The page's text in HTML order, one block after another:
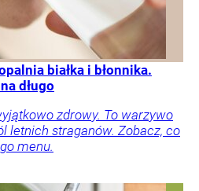
białka i błonnika.
długo
zdrowy. To warzywo
letnich straganów. Zobacz, co
menu.